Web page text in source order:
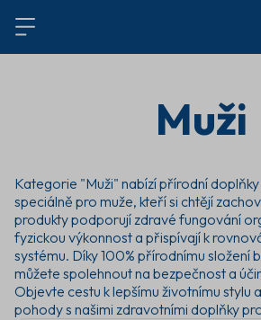
Muži
Kategorie "Muži" nabízí přírodní
speciálně pro muže, kteří si chtějí
produkty podporují zdravé fungování
fyzickou výkonnost a přispívají k
systému. Díky 100% přírodnímu složení
můžete spolehnout na bezpečnost a
Objevte cestu k lepšímu životnímu stylu
pohody s našimi zdravotními doplňky